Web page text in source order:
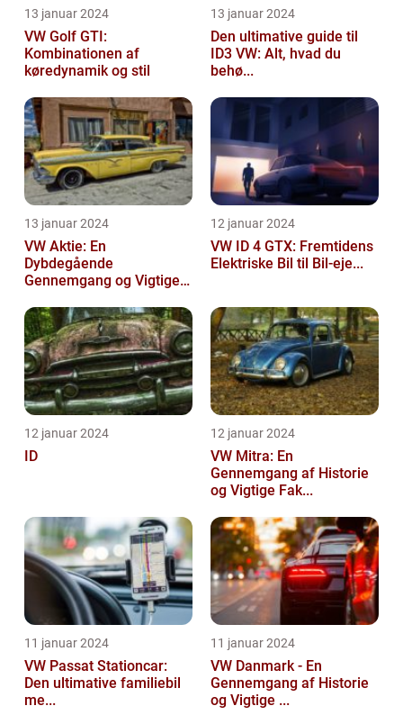
13 januar 2024
VW Golf GTI:
Kombinationen af
køredynamik og stil
13 januar 2024
Den ultimative guide til
ID3 VW: Alt, hvad du
behø...
13 januar 2024
VW Aktie: En
Dybdegående
Gennemgang og Vigtige
12 januar 2024
VW ID 4 GTX: Fremtidens
Elektriske Bil til Bil-eje...
12 januar 2024
ID
12 januar 2024
VW Mitra: En
Gennemgang af Historie
og Vigtige Fak...
11 januar 2024
VW Passat Stationcar:
Den ultimative familiebil
me...
11 januar 2024
VW Danmark - En
Gennemgang af Historie
og Vigtige ...